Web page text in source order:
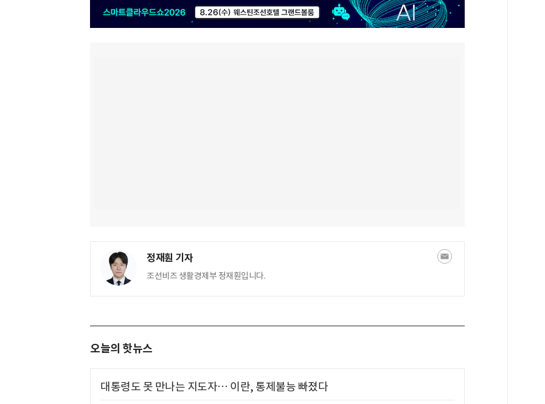
정재훤 기자
조선비즈 생활경제부 정재훤입니다.
오늘의 핫뉴스
대통령도 못 만나는 지도자… 이란, 통제불능 빠졌다